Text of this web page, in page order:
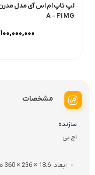
A – F1MG
۱۰۰,۰۰۰,۰۰۰
مشخصات
سازنده
اچ پی
ابعاد 18.6 × 236 × 360 ميلي‌متر